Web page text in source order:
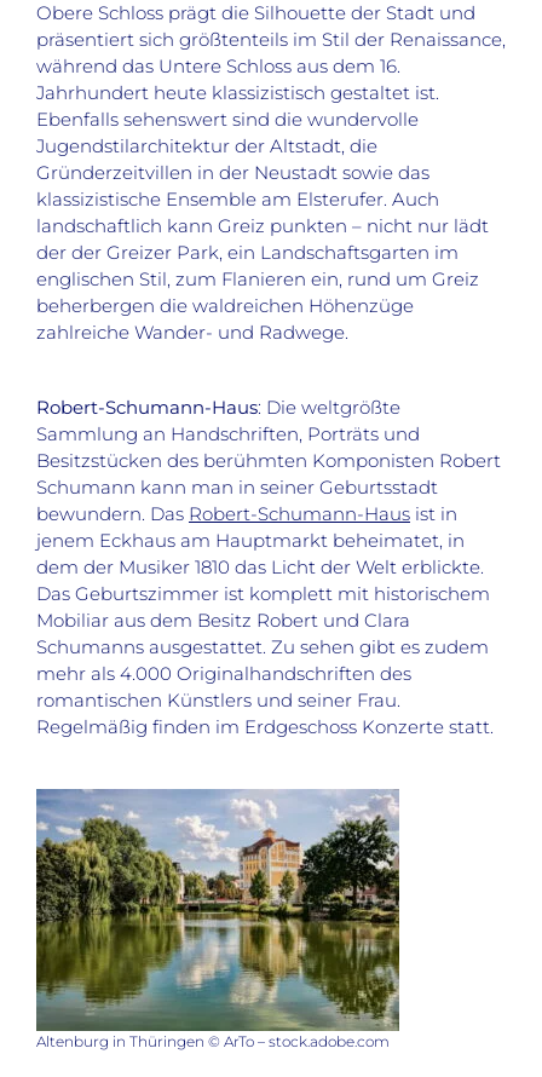
Obere Schloss prägt die Silhouette der Stadt und
präsentiert sich größtenteils im Stil der Renaissance,
während das Untere Schloss aus dem 16.
Jahrhundert heute klassizistisch gestaltet ist.
Ebenfalls sehenswert sind die wundervolle
Jugendstilarchitektur der Altstadt, die
Gründerzeitvillen in der Neustadt sowie das
klassizistische Ensemble am Elsterufer. Auch
landschaftlich kann Greiz punkten – nicht nur lädt
der der Greizer Park, ein Landschaftsgarten im
englischen Stil, zum Flanieren ein, rund um Greiz
beherbergen die waldreichen Höhenzüge
zahlreiche Wander- und Radwege.
Robert-Schumann-Haus: Die weltgrößte
Sammlung an Handschriften, Porträts und
Besitzstücken des berühmten Komponisten Robert
Schumann kann man in seiner Geburtsstadt
bewundern. Das Robert-Schumann-Hausist in
jenem Eckhaus am Hauptmarkt beheimatet, in
dem der Musiker 1810 das Licht der Welt erblickte.
Das Geburtszimmer ist komplett mit historischem
Mobiliar aus dem Besitz Robert und Clara
Schumanns ausgestattet. Zu sehen gibt es zudem
mehr als 4.000 Originalhandschriften des
romantischen Künstlers und seiner Frau.
Regelmäßig finden im Erdgeschoss Konzerte statt.
Altenburg in Thüringen © ArTo – stock.adobe.com